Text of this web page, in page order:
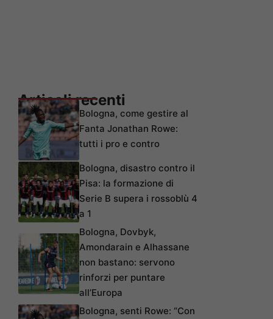
Articoli recenti
Bologna, come gestire al
Fanta Jonathan Rowe:
tutti i pro e contro
Bologna, disastro contro il
Pisa: la formazione di
Serie B supera i rossoblù 4
a 1
Bologna, Dovbyk,
Amondarain e Alhassane
non bastano: servono
rinforzi per puntare
all’Europa
Bologna, senti Rowe: “Con